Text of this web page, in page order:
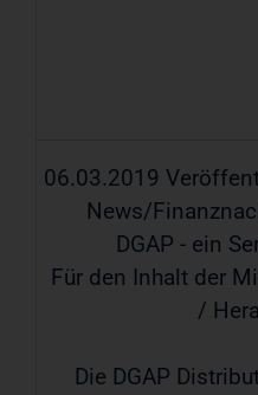
06.03.2019
News/
DGAP - ein
Für den Inhalt der
/
Die DGAP